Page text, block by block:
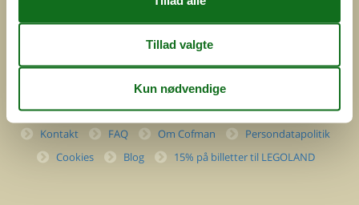
info@cofman.com
INFORMATION
Kontakt FAQ Om Cofman
Persondatapolitik
Cookies
Blog 15% på billetter til LEGOLAND